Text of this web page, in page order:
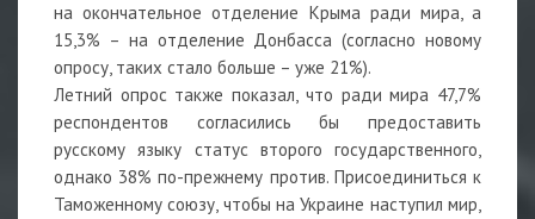
на окончательное отделение Крыма ради мира, а
15,3% – на отделение Донбасса (согласно новому
опросу, таких стало больше – уже 21%).
Летний опрос также показал, что ради мира 47,7%
респондентов согласились бы предоставить
русскому языку статус второго государственного,
однако 38% по-прежнему против. Присоединиться к
Таможенному союзу, чтобы на Украине наступил мир,